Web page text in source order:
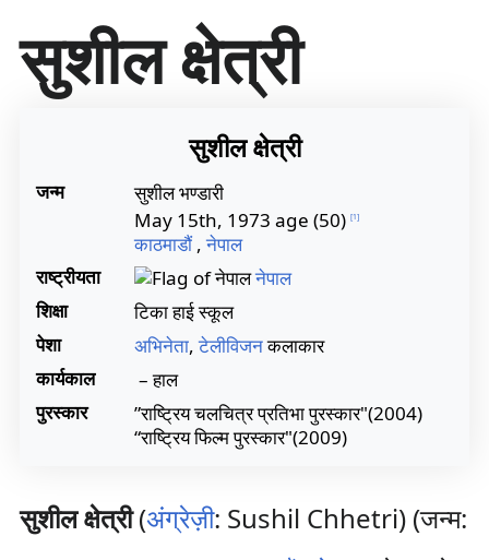
म
ग्री
सुशील क्षेत्री
सुशील क्षेत्री
जन्म
सुशील भण्डारी
May 15th, 1973 age (50)[1]
काठमाडौं,नेपाल
राष्ट्रीयता
नेपाल
शिक्षा
टिका हाई स्कूल
पेशा
अभिनेता,टेलीविजनकलाकार
कार्यकाल
– हाल
पुरस्कार
”राष्ट्रिय चलचित्र प्रतिभा पुरस्कार"(2004)
“राष्ट्रिय फिल्म पुरस्कार"(2009)
सुशील क्षेत्री(अंग्रेज़ी: Sushil Chhetri) (जन्म: